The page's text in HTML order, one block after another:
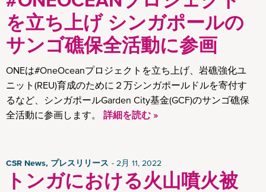
を立ち上げ シンガポールの
サンゴ礁保全活動に参画
ONEは#OneOceanプロジェクトを立ち上げ、岩礁強化ユ
ニット(REU)育成のために２万シンガポールドルを寄付す
るなど、シンガポールGarden City基金(GCF)のサンゴ礁保
全活動に参画します。 詳細を読む »
CSR News, プレスリリース 2月 11, 2022
トンガにおける火山噴火被